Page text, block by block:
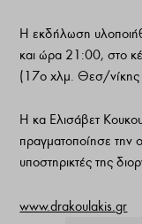
Η εκδήλωση
και ώρα 21:00, στο
(17ο χλμ. Θεσ/νίκης
Η κα Ελισάβετ
πραγματοποίησε την
υποστηρικτές της
www.drakoulakis.gr